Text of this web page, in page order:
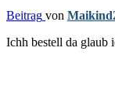
Beitrag von
Ichh bestell da glaub